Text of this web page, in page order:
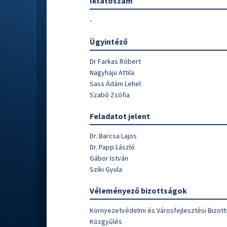
-
Ügyintéző
Dr Farkas Róbert
Nagyhaju Attila
Sass Ádám Lehel
Szabó Zsófia
Feladatot jelent
Dr. Barcsa Lajos
Dr. Papp László
Gábor István
Sziki Gyula
Véleményező bizottságok
Környezetvédelmi és Városfejlesztési
Közgyűlés